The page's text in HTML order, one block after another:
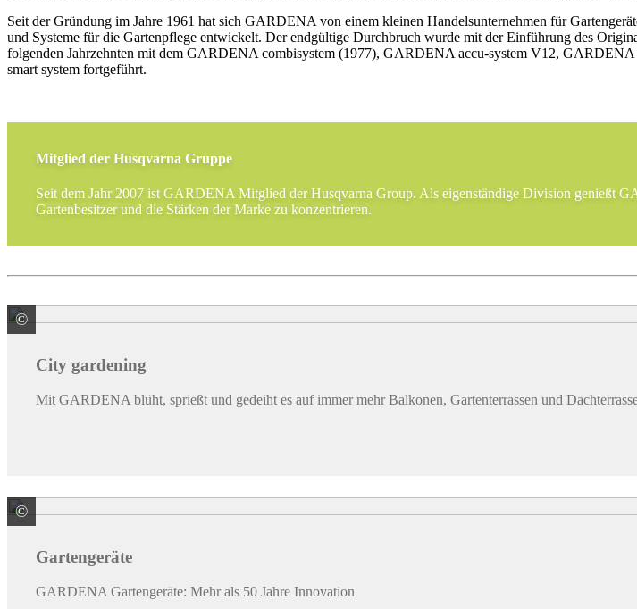
Seit der Gründung im Jahre 1961 hat sich GARDENA von einem kleinen Handelsunternehmen für
und Systeme für die Gartenpflege entwickelt. Der endgültige Durchbruch wurde mit der Einführung des
folgenden Jahrzehnten mit dem GARDENA combisystem (1977), GARDENA accu-system V12,
smart system fortgeführt.
Mitglied der Husqvarna Gruppe
Seit dem Jahr 2007 ist GARDENA Mitglied der Husqvarna Group. Als eigenständige Division genießt
Gartenbesitzer und die Stärken der Marke zu konzentrieren.
© GARDENA Deutschland GmbH
City gardening
Mit GARDENA blüht, sprießt und gedeiht es auf immer mehr Balkonen, Gartenterrassen und
© GARDENA Deutschland GmbH
Gartengeräte
GARDENA Gartengeräte: Mehr als 50 Jahre Innovation